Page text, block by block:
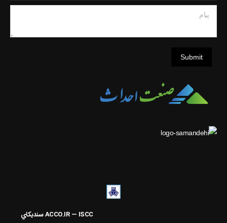
Submit
ACCO.IR — ISCC
سنديکاي